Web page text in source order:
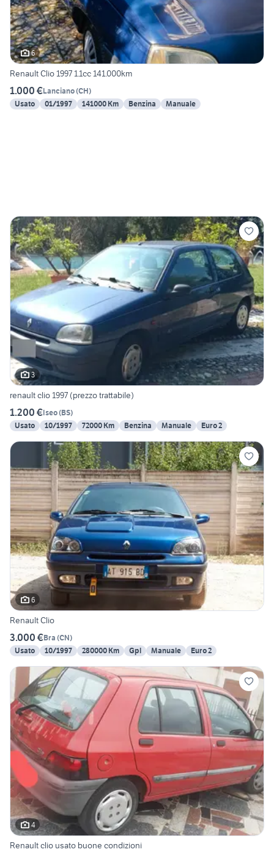
6
Renault Clio 1997 1.1cc 141.000km
1.000 €Lanciano(CH)
Usato
01/1997 141000 Km Benzina Manuale
3
renault clio 1997 (prezzo trattabile)
1.200 €Iseo(BS)
Usato
10/1997 72000 Km Benzina Manuale Euro 2
6
Renault Clio
3.000 €Bra (CN)
Usato
10/1997 280000 Km Gpl Manuale Euro 2
4
Renault clio usato buone condizioni